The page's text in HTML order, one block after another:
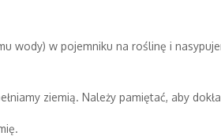
wody) w pojemniku na roślinę i
ziemią. Należy pamiętać, aby